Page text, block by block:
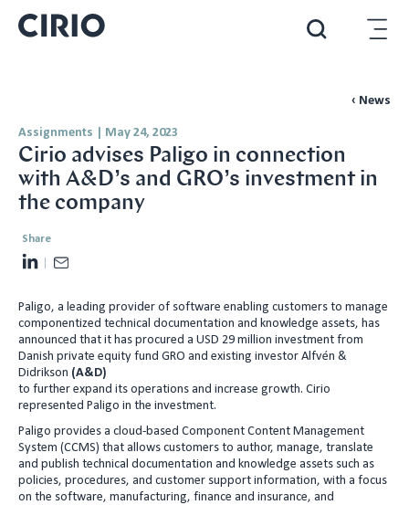
‹ News
Assignments May 24, 2023
Cirio advises Paligo in connection
with A&D’s and GRO’s investment in
the company
Share
L
n
k
e
d
I
n
a
i
l
Paligo, a leading provider of software enabling customers to manage
componentized technical documentation and knowledge assets, has
announced that it has procured a USD 29 million investment from
Danish private equity fund GRO and existing investor Alfvén &
Didrikson (A&D)
to further expand its operations and increase growth. Cirio
represented Paligo in the investment.
Paligo provides a cloud-based Component Content Management
System (CCMS) that allows customers to author, manage, translate
and publish technical documentation and knowledge assets such as
policies, procedures, and customer support information, with a focus
on the software, manufacturing, finance and insurance, and